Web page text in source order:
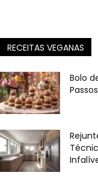
RECEITAS VEGANAS
Bolo